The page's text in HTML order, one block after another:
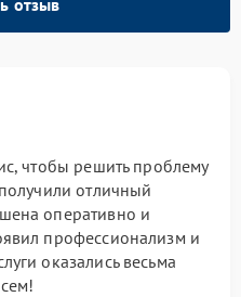
чтобы решить проблему
отличный
оперативно и
профессионализм и
оказались весьма